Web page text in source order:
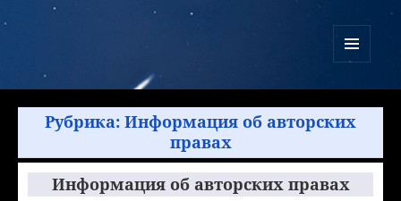
Рубрика: Информация об авторских
правах
Информация об авторских правах